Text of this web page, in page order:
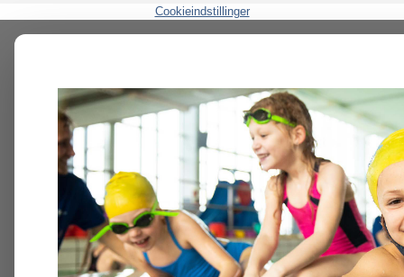
Cookieindstillinger